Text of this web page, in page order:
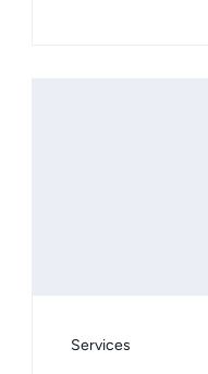
Services